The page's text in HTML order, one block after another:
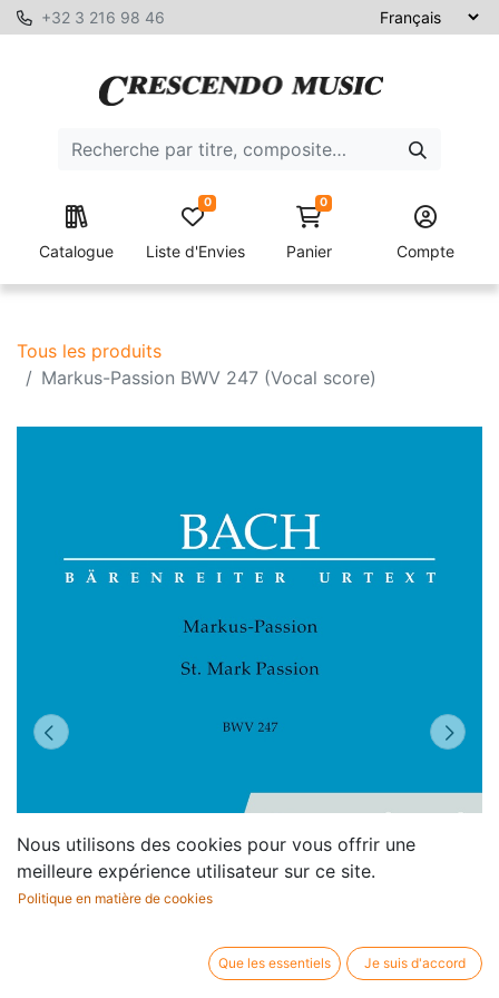
+32 3 216 98 46
Catalogue Liste d'Envies
0 0
Panier Compte
Tous les produits
Markus-Passion BWV 247 (Vocal score)
Nous utilisons des cookies pour vous offrir une
meilleure expérience utilisateur sur ce site.
Politique en matière de cookies
Que les essentiels Je suis d'accord